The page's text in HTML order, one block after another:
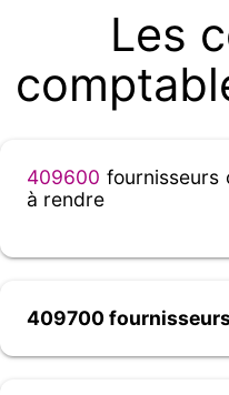
Les
409600 fournisseurs
à rendre
409700